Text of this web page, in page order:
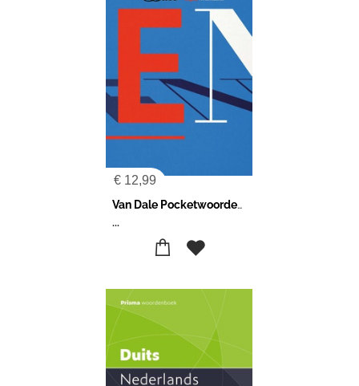
€ 12,99
Van Dale Pocketwoordenboek Engels-Nederlands
...